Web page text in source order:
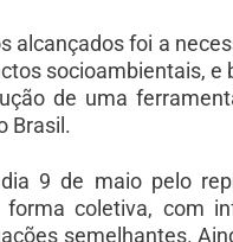
alcançados foi a
socioambientais,
de uma
Brasil.
9 de maio pelo
coletiva, com
semelhantes.